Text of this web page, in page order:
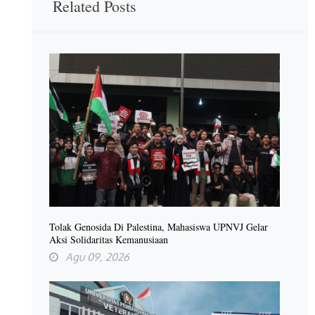
Related Posts
Tolak Genosida Di Palestina, Mahasiswa UPNVJ Gelar
Aksi Solidaritas Kemanusiaan
Agu 09, 2026